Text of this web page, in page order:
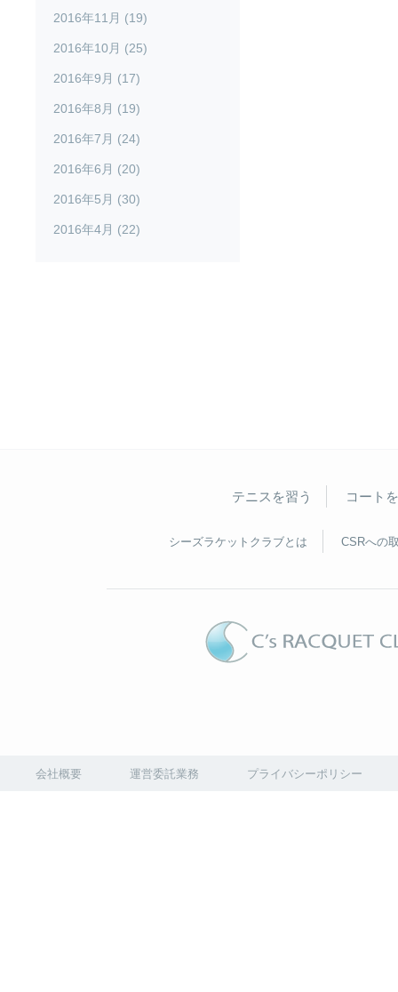
2016年11月 (19)
2016年10月 (25)
2016年9月 (17)
2016年8月 (19)
2016年7月 (24)
2016年6月 (20)
2016年5月 (30)
2016年4月 (22)
テニスを習う コート
シーズラケットクラブとは CSRへの
会社概要 運営委託業務 プライバシーポリシー